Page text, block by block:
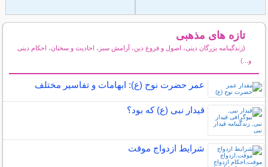
تازه های مذهبی
(زندگینامه بزرگان دینی، اصول و فروع دین، آرامش سبز، احادیث و سخنان، احکام دینی
و...)
عمر حضرت نوح (ع): ابهامات و تفاسیر مختلف
قیدار نبی (ع) که بود؟
شرایط ازدواج موقت